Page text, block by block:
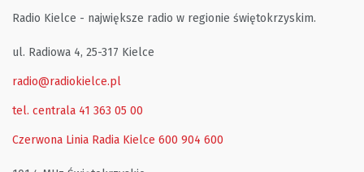
Radio Kielce - największe radio w regionie świętokrzyskim.
ul. Radiowa 4, 25-317 Kielce
radio@radiokielce.pl
tel. centrala 41 363 05 00
Czerwona Linia Radia Kielce 600 904 600